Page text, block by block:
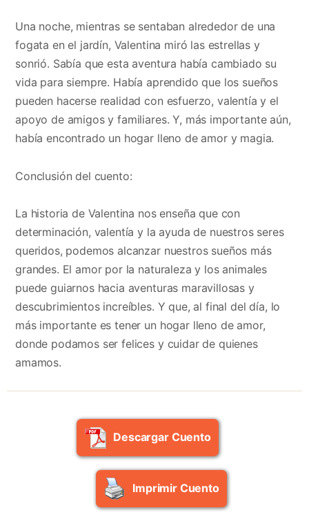
Una noche, mientras se sentaban alrededor de una
fogata en el jardín, Valentina miró las estrellas y
sonrió. Sabía que esta aventura había cambiado su
vida para siempre. Había aprendido que los sueños
pueden hacerse realidad con esfuerzo, valentía y el
apoyo de amigos y familiares. Y, más importante aún,
había encontrado un hogar lleno de amor y magia.
Conclusión del cuento:
La historia de Valentina nos enseña que con
determinación, valentía y la ayuda de nuestros seres
queridos, podemos alcanzar nuestros sueños más
grandes. El amor por la naturaleza y los animales
puede guiarnos hacia aventuras maravillosas y
descubrimientos increíbles. Y que, al final del día, lo
más importante es tener un hogar lleno de amor,
donde podamos ser felices y cuidar de quienes
amamos.
Descargar Cuento
Imprimir Cuento